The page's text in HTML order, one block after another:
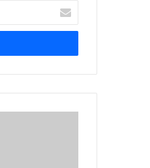
بريدك
الإلكتروني